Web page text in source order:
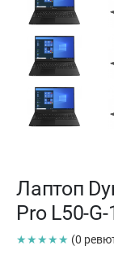
Лаптоп
Pro L50-
★★★★★ (0